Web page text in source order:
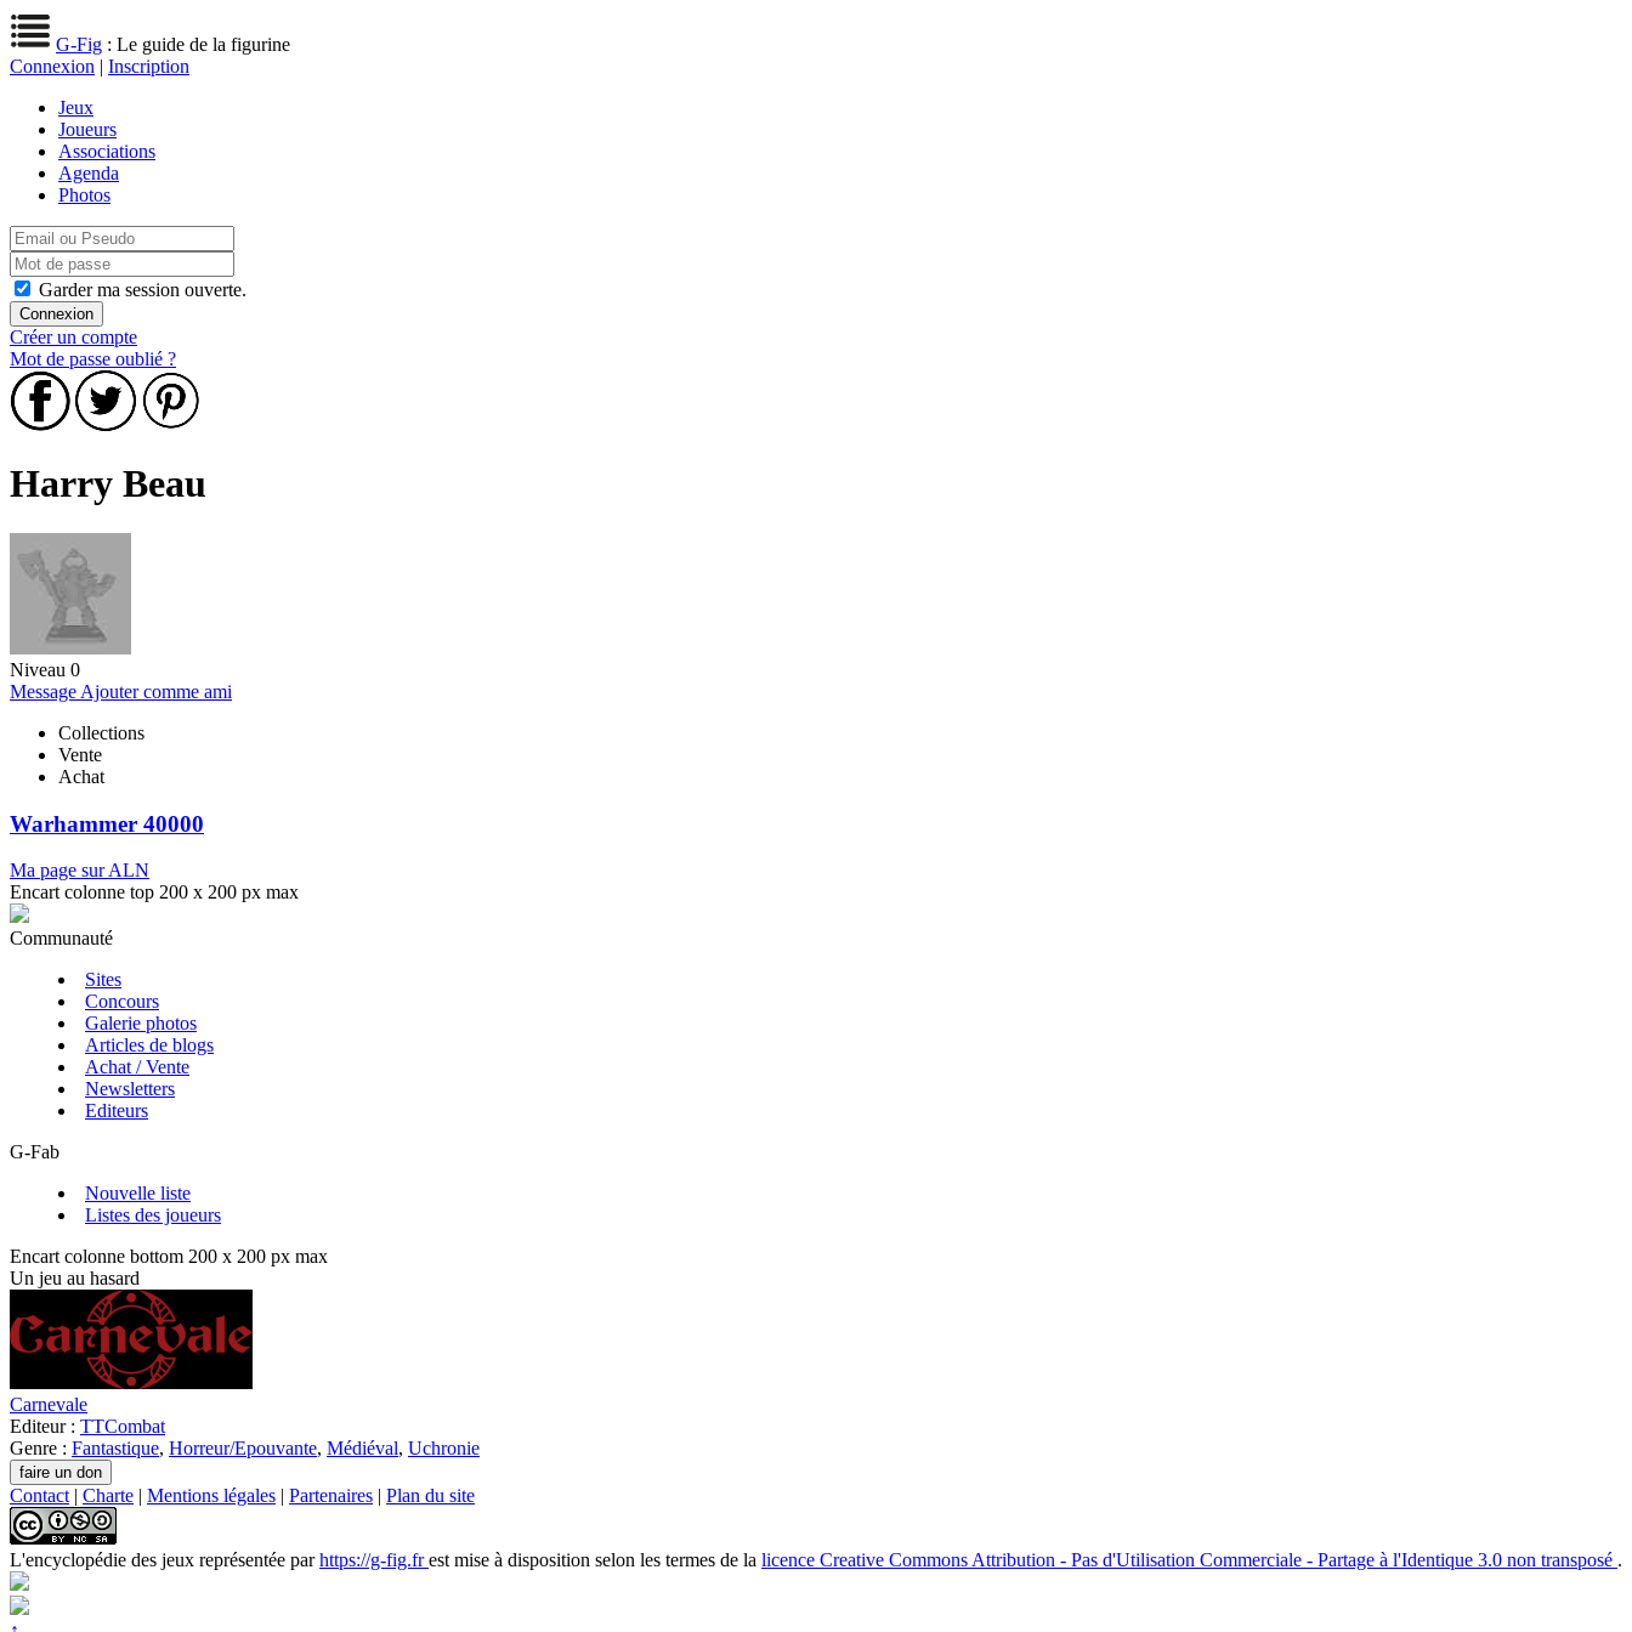
G-Fig : Le guide de la figurine
Connexion | Inscription
Jeux
Joueurs
Associations
Agenda
Photos
Garder ma session ouverte.
Créer un compte
Mot de passe oublié ?
Harry Beau
Niveau 0
Message Ajouter comme ami
Collections
Vente
Achat
Warhammer 40000
Ma page sur ALN
Encart colonne top 200 x 200 px max
Communauté
Sites
Concours
Galerie photos
Articles de blogs
Achat / Vente
Newsletters
Editeurs
G-Fab
Nouvelle liste
Listes des joueurs
Encart colonne bottom 200 x 200 px max
Un jeu au hasard
Carnevale
Editeur : TTCombat
Genre : Fantastique, Horreur/Epouvante, Médiéval, Uchronie
Contact | Charte | Mentions légales | Partenaires | Plan du site
L'encyclopédie des jeux représentée parhttps://g-fig.frest mise à disposition selon les termes de la licence Creative Commons Attribution - Pas d'Utilisation Commerciale - Partage à l'Identique 3.0 non transposé .